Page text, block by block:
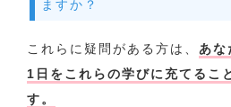
ますか？
これらに疑問がある方は、 あな
1日をこれらの学びに充てるこ
す。